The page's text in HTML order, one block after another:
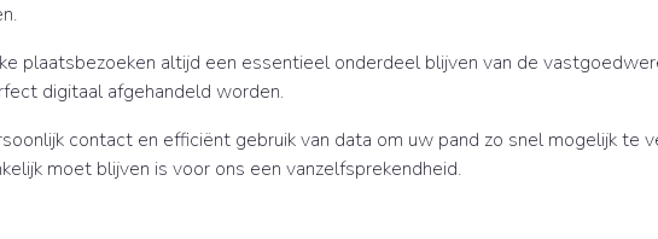
plaatsbezoeken altijd een essentieel onderdeel blijven van de
digitaal afgehandeld worden.
contact en efficiënt gebruik van data om uw pand zo snel mogelijk te
moet blijven is voor ons een vanzelfsprekendheid.